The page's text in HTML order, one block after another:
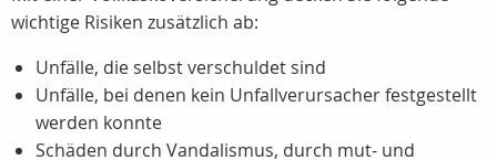
wichtige Risiken zusätzlich ab:
Unfälle, die selbst verschuldet sind
Unfälle, bei denen kein Unfallverursacher festgestellt
werden konnte
Schäden durch Vandalismus, durch mut- und